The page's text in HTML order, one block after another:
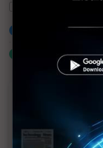
加入已選取到「
什麼是「關鍵字
MLCC訂單過
建熱潮將趨緩